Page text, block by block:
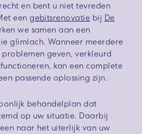
en bent u niet tevreden
eengebitsrenovatie bij De
we samen aan een
glimlach. Wanneer meerdere
geven, verkleurd
kan een complete
passende oplossing zijn.
behandelplan dat
op uw situatie. Daarbij
naar het uiterlijk van uw